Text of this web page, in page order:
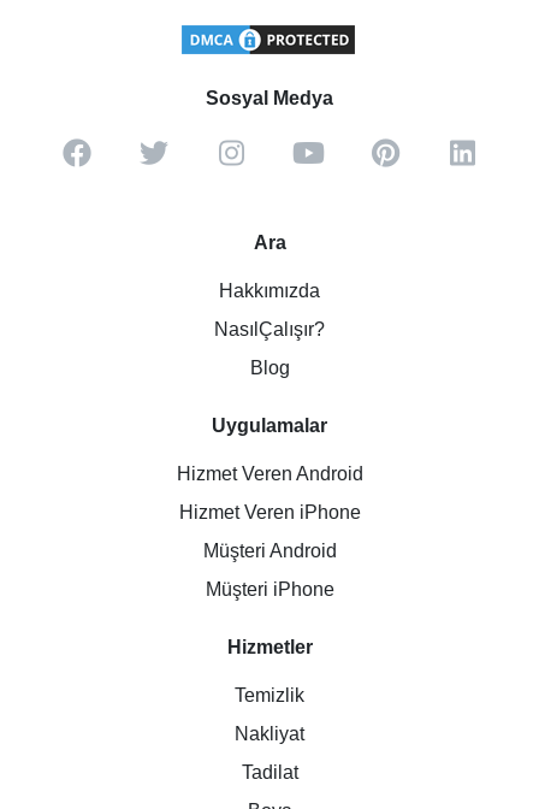
Sosyal Medya
Ara
Hakkımızda
NasılÇalışır?
Blog
Uygulamalar
Hizmet Veren Android
Hizmet Veren iPhone
Müşteri Android
Müşteri iPhone
Hizmetler
Temizlik
Nakliyat
Tadilat